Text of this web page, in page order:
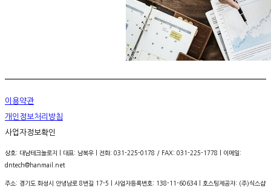
이용약관
개인정보처리방침
사업자정보확인
상호: 대남테크놀로지 | 대표: 남복우 | 전화: 031-225-0178 / FAX: 031-225-1778 | 이메일:
dntech@hanmail.net
주소: 경기도 화성시 안녕남로 8번길 17-5 | 사업자등록번호: 138-11-60634 | 호스팅제공자: (주)식스샵